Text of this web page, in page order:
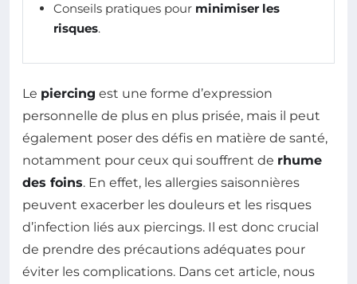
Conseils pratiques pour minimiser les
risques.
Le piercing est une forme d’expression
personnelle de plus en plus prisée, mais il peut
également poser des défis en matière de santé,
notamment pour ceux qui souffrent de rhume
des foins. En effet, les allergies saisonnières
peuvent exacerber les douleurs et les risques
d’infection liés aux piercings. Il est donc crucial
de prendre des précautions adéquates pour
éviter les complications. Dans cet article, nous